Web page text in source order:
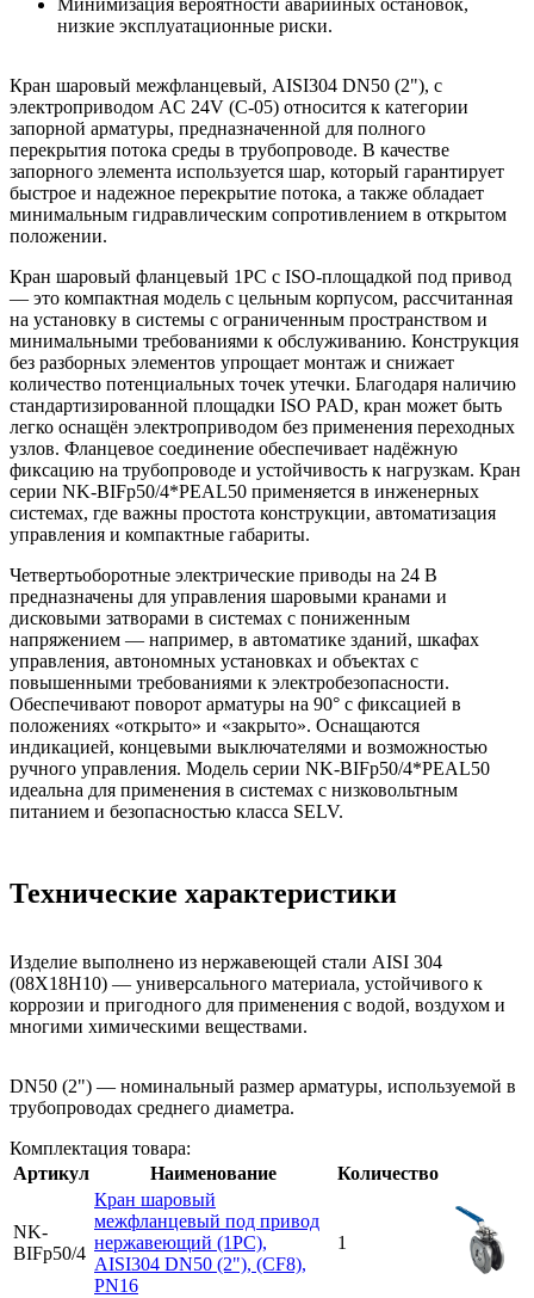
Кран шаровый межфланцевый, AISI304 DN50 (2"), с
электроприводом AC 24V (С-05) относится к категории
запорной арматуры, предназначенной для полного
перекрытия потока среды в трубопроводе. В качестве
запорного элемента используется шар, который гарантирует
быстрое и надежное перекрытие потока, а также обладает
минимальным гидравлическим сопротивлением в открытом
положении.
Кран шаровый фланцевый 1PC с ISO-площадкой под привод
— это компактная модель с цельным корпусом, рассчитанная
на установку в системы с ограниченным пространством и
минимальными требованиями к обслуживанию. Конструкция
без разборных элементов упрощает монтаж и снижает
количество потенциальных точек утечки. Благодаря наличию
стандартизированной площадки ISO PAD, кран может быть
легко оснащён электроприводом без применения переходных
узлов. Фланцевое соединение обеспечивает надёжную
фиксацию на трубопроводе и устойчивость к нагрузкам. Кран
серии NK-BIFp50/4*PEAL50 применяется в инженерных
системах, где важны простота конструкции, автоматизация
управления и компактные габариты.
Четвертьоборотные электрические приводы на 24 В
предназначены для управления шаровыми кранами и
дисковыми затворами в системах с пониженным
напряжением — например, в автоматике зданий, шкафах
управления, автономных установках и объектах с
повышенными требованиями к электробезопасности.
Обеспечивают поворот арматуры на 90° с фиксацией в
положениях «открыто» и «закрыто». Оснащаются
индикацией, концевыми выключателями и возможностью
ручного управления. Модель серии NK-BIFp50/4*PEAL50
идеальна для применения в системах с низковольтным
питанием и безопасностью класса SELV.
низкие эксплуатационные риски.
Технические характеристики
Изделие выполнено из нержавеющей стали AISI 304
(08Х18Н10) — универсального материала, устойчивого к
коррозии и пригодного для применения с водой, воздухом и
многими химическими веществами.
DN50 (2") — номинальный размер арматуры, используемой в
трубопроводах среднего диаметра.
Комплектация товара:
Артикул
Наименование Количество
NK-
BIFp50/4
Кран шаровый
межфланцевый под привод
нержавеющий (1PC),
AISI304 DN50 (2"), (CF8),
PN16
1